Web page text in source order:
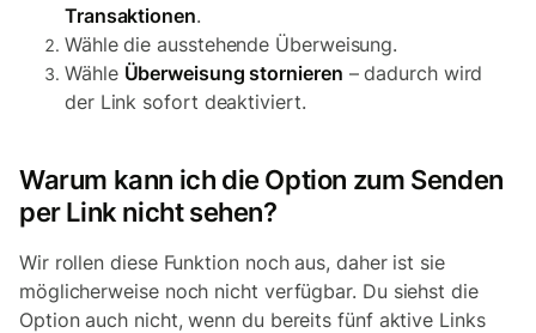
Transaktionen.
Wähle die ausstehende Überweisung.
Wähle Überweisung stornieren – dadurch wird
der Link sofort deaktiviert.
Warum kann ich die Option zum Senden
per Link nicht sehen?
Wir rollen diese Funktion noch aus, daher ist sie
möglicherweise noch nicht verfügbar. Du siehst die
Option auch nicht, wenn du bereits fünf aktive Links